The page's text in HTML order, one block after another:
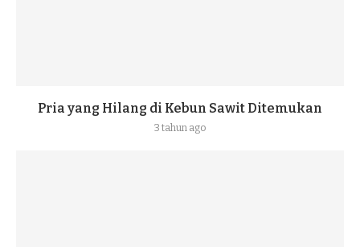
Pria yang Hilang di Kebun Sawit Ditemukan
3 tahun ago